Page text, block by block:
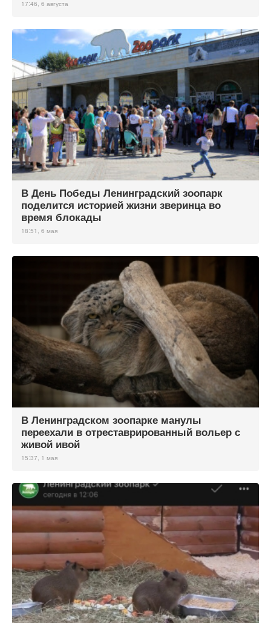
17:46, 6 августа
В День Победы Ленинградский зоопарк
поделится историей жизни зверинца во
время блокады
18:51, 6 мая
В Ленинградском зоопарке манулы
переехали в отреставрированный вольер с
живой ивой
15:37, 1 мая